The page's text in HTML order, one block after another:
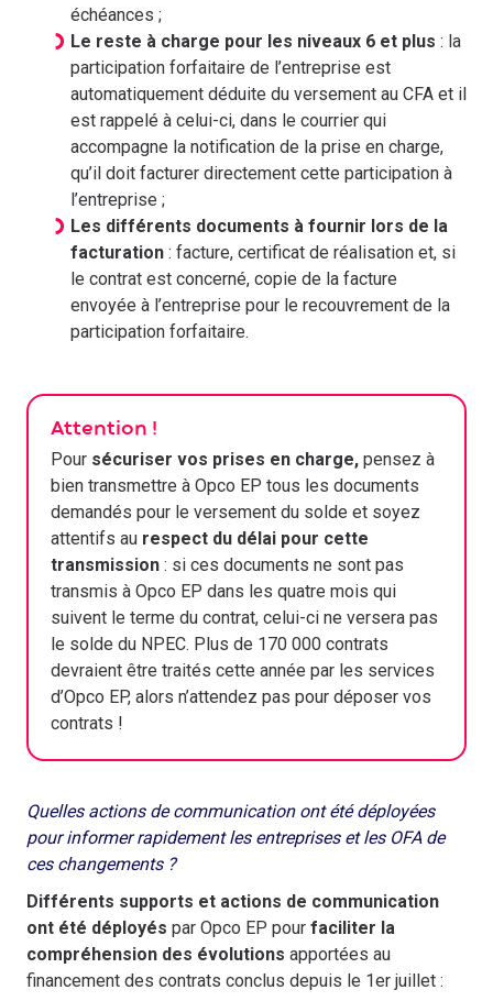
échéances ;
Le reste à charge pour les niveaux 6 et plus : la
participation forfaitaire de l’entreprise est
automatiquement déduite du versement au CFA et il
est rappelé à celui-ci, dans le courrier qui
accompagne la notification de la prise en charge,
qu’il doit facturer directement cette participation à
l’entreprise ;
Les différents documents à fournir lors de la
facturation : facture, certificat de réalisation et, si
le contrat est concerné, copie de la facture
envoyée à l’entreprise pour le recouvrement de la
participation forfaitaire.
Attention !
Pour sécuriser vos prises en charge, pensez à
bien transmettre à Opco EP tous les documents
demandés pour le versement du solde et soyez
attentifs au respect du délai pour cette
transmission : si ces documents ne sont pas
transmis à Opco EP dans les quatre mois qui
suivent le terme du contrat, celui-ci ne versera pas
le solde du NPEC. Plus de 170 000 contrats
devraient être traités cette année par les services
d’Opco EP, alors n’attendez pas pour déposer vos
contrats !
Quelles actions de communication ont été déployées
pour informer rapidement les entreprises et les OFA de
ces changements ?
Différents supports et actions de communication
ont été déployés par Opco EP pour faciliter la
compréhension des évolutions apportées au
financement des contrats conclus depuis le 1er juillet :